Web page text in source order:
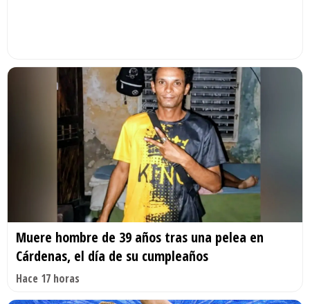
Muere hombre de 39 años tras una pelea en
Cárdenas, el día de su cumpleaños
Hace 17 horas